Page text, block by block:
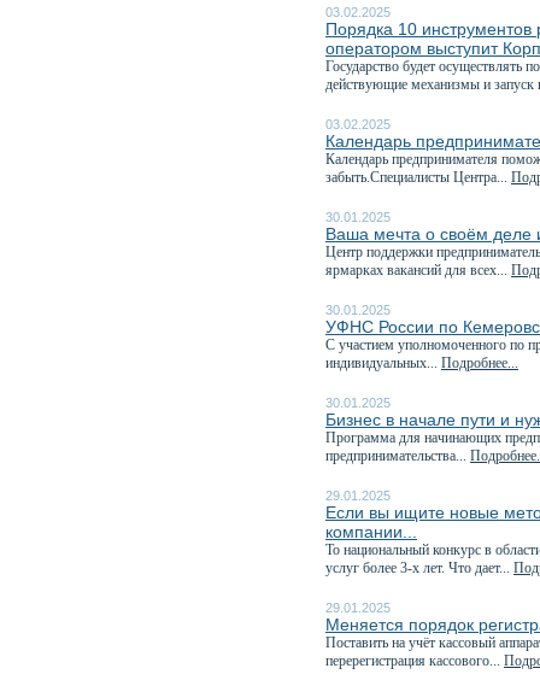
03.02.2025
Порядка 10
оператором выступит
Государство будет осуществлять
действующие механизмы и
03.02.2025
Календарь
Календарь предпринимателя
забыть.Специалисты Центра...
30.01.2025
Ваша мечта о своём деле
Центр поддержки
ярмарках вакансий для всех...
30.01.2025
УФНС России по
C участием уполномоченного по
индивидуальных... Подробнее...
30.01.2025
Бизнес в начале пути и
Программа для начинающих
предпринимательства...
29.01.2025
Если вы ищите новые
компании...
То национальный конкурс в
услуг более 3-х лет. Что дает...
29.01.2025
Меняется порядок
Поставить на учёт кассовый
перерегистрация кассового...